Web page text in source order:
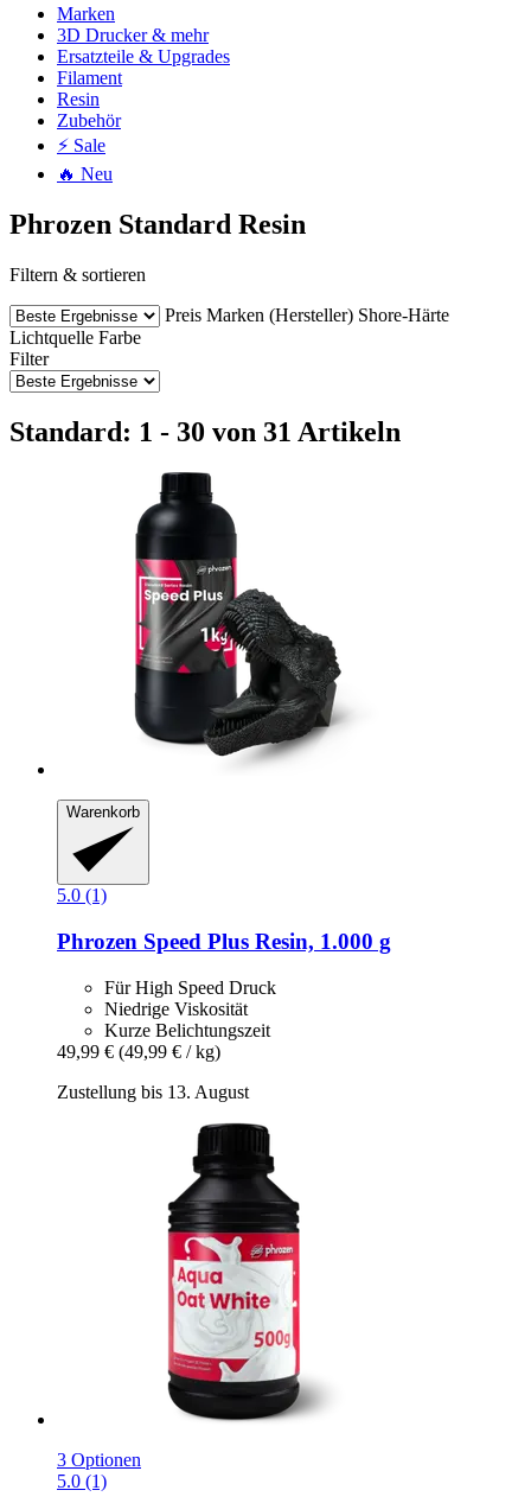
Marken
3D Drucker & mehr
Ersatzteile & Upgrades
Filament
Resin
Zubehör
⚡ Sale
🔥 Neu
Phrozen Standard Resin
Filtern & sortieren
Preis Marken (Hersteller) Shore-Härte
Lichtquelle Farbe
Filter
Standard: 1 - 30 von 31 Artikeln
Warenkorb
5.0 (1)
Phrozen Speed Plus Resin, 1.000 g
Für High Speed Druck
Niedrige Viskosität
Kurze Belichtungszeit
49,99 € (49,99 € / kg)
Zustellung bis 13. August
3 Optionen
5.0 (1)